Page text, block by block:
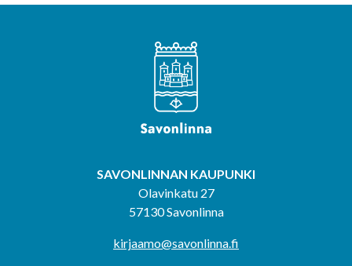
SAVONLINNAN KAUPUNKI
Olavinkatu 27
57130 Savonlinna
kirjaamo@savonlinna.fi